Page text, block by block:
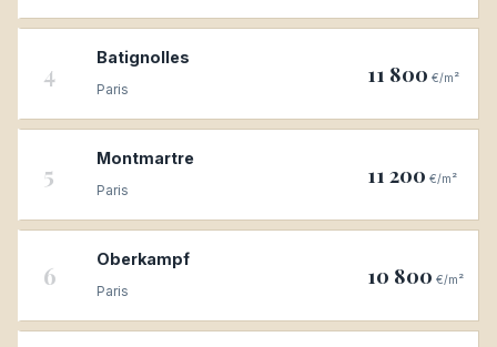
4
Batignolles
Paris
11 800 €/m²
5
Montmartre
Paris
11 200 €/m²
6
Oberkampf
Paris
10 800 €/m²